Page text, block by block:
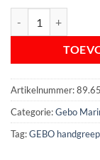
Artikelnummer:
Categorie:Gebo
Tag:GEBO